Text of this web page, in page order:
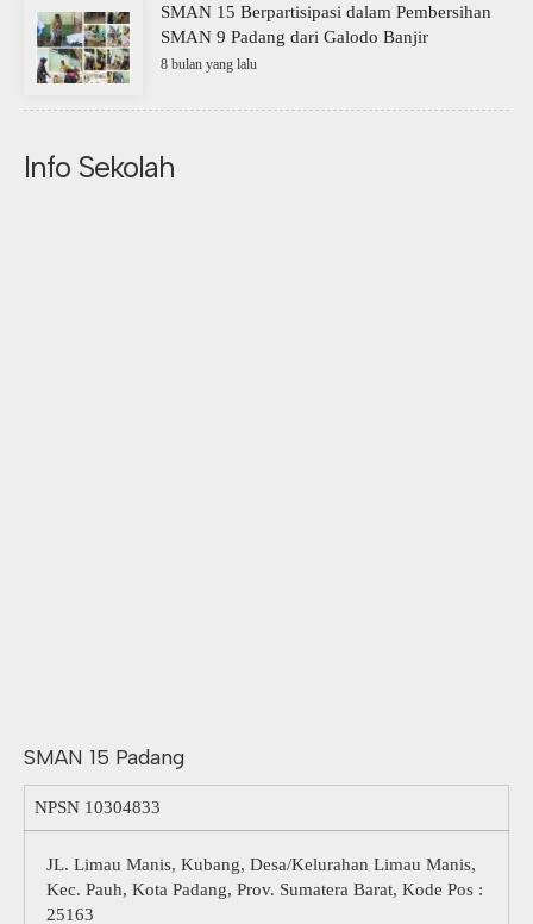
SMAN 15 Berpartisipasi dalam Pembersihan
SMAN 9 Padang dari Galodo Banjir
8 bulan yang lalu
Info Sekolah
SMAN 15 Padang
NPSN 10304833
JL. Limau Manis, Kubang, Desa/Kelurahan Limau Manis,
Kec. Pauh, Kota Padang, Prov. Sumatera Barat, Kode Pos :
25163